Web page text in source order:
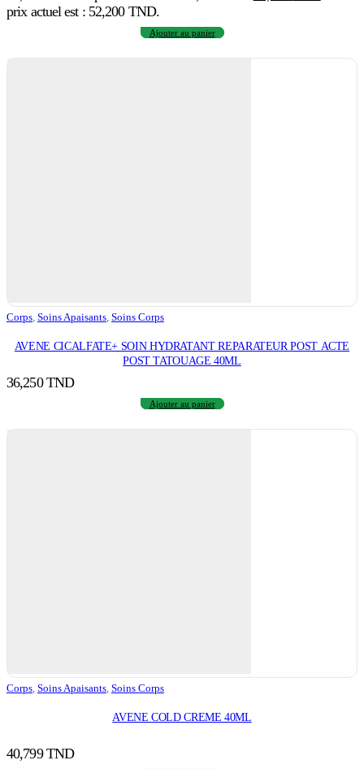
prix actuel est : 52,200 TND.
Ajouter au panier
Corps Soins Apaisants Soins Corps
AVENE CICALFATE+ SOIN HYDRATANT REPARATEUR POST ACTE
POST TATOUAGE 40ML
36,250TND
Ajouter au panier
Corps Soins Apaisants Soins Corps
AVENE COLD CREME 40ML
40,799TND